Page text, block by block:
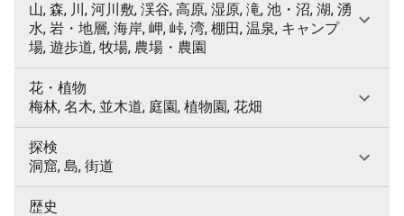
山, 森, 川, 河川敷, 渓谷, 高原, 湿原, 滝, 池・沼, 湖, 湧
水, 岩・地層, 海岸, 岬, 峠, 湾, 棚田, 温泉, キャンプ
場, 遊歩道, 牧場, 農場・農園
花・植物
梅林, 名木, 並木道, 庭園, 植物園, 花畑
探検
洞窟, 島, 街道
歴史